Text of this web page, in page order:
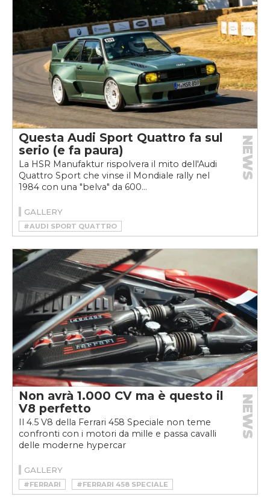
Questa Audi Sport Quattro fa sul
serio (e fa paura)
La HSR Manufaktur rispolvera il mito dell'Audi
Quattro Sport che vinse il Mondiale rally nel
1984 con una "belva" da 600...
NEWS
GALLERY
#AUDI SPORT QUATTRO
#HSR MANUFAKTUR
#RESTOMOD
Non avrà 1.000 CV ma è questo il
V8 perfetto
Il 4.5 V8 della Ferrari 458 Speciale non teme
confronti con i motori da mille e passa cavalli
delle moderne hypercar
NEWS
GALLERY
#FERRARI #FERRARI 458 SPECIALE